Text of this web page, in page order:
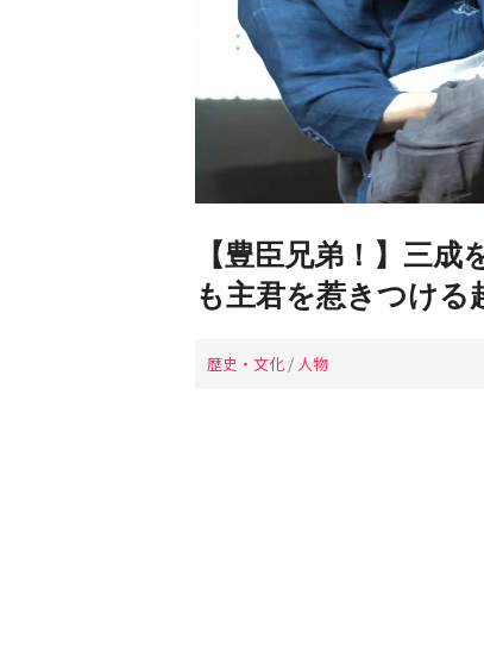
【豊臣兄弟！】三
も主君を惹きつける
歴史・文化 / 人物